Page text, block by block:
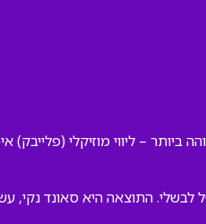
ביותר – ליווי מוזיקלי (פלייבק)
התוצאה היא סאונד נקי,